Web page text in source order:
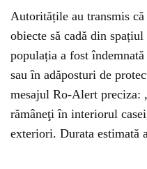
Autoritățile au transmis
obiecte să cadă din
populația a fost
sau în adăposturi de
mesajul Ro-Alert preciza:
rămâneţi în interiorul
exteriori. Durata estimată